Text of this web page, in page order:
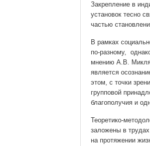
Закрепление в
установок тесно
частью
В рамках
по-разному,
мнению А.В.
является
этом, с точки
групповой
благополучия и
Теоретико-
заложены в
на протяжении